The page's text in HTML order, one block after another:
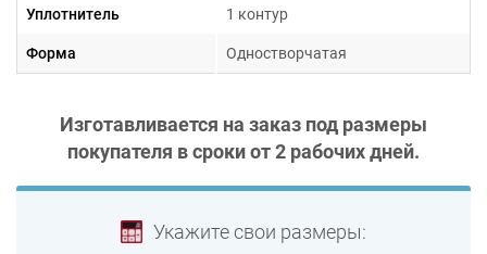
Уплотнитель 1 контур
Форма Одностворчатая
Изготавливается на заказ под размеры
покупателя в сроки от2 рабочих дней.
Укажите свои размеры: